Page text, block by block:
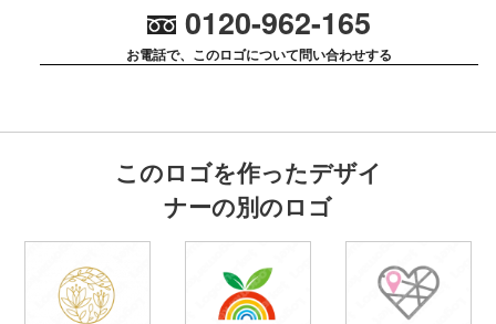
0120-962-165
お電話で、このロゴについて問い合わせする
このロゴを作ったデザイ
ナーの別のロゴ